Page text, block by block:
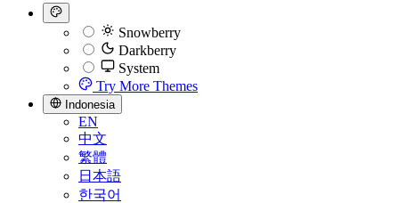
Snowberry
Darkberry
System
Try More Themes
Indonesia
EN
中文
繁體
日本語
한국어